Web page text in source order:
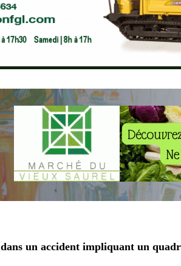
un accident impliquant un